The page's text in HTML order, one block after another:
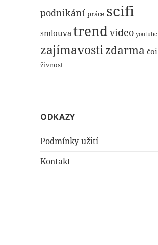
podnikání práce scifi
smlouva trendvideo youtube
zajímavostizdarma čoi
živnost
ODKAZY
Podmínky užití
Kontakt